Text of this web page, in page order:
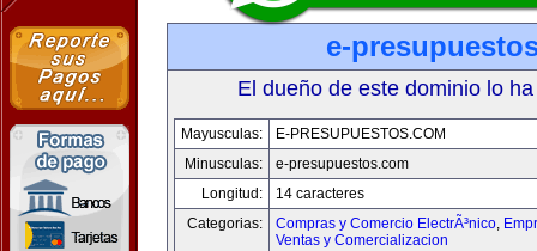
e-
El dueño de este dominio lo
Mayusculas:
E-PRESUPUESTOS.COM
Minusculas:
e-presupuestos.com
Longitud:
14 caracteres
Categorias:
Compras y Comercio ElectrÃ³nico,
Ventas y Comercializacion